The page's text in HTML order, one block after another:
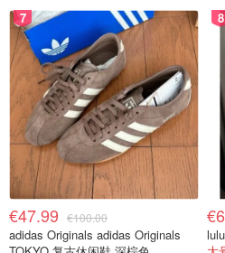
7
€47.99 €100.00
adidas Originals adidas Originals
8